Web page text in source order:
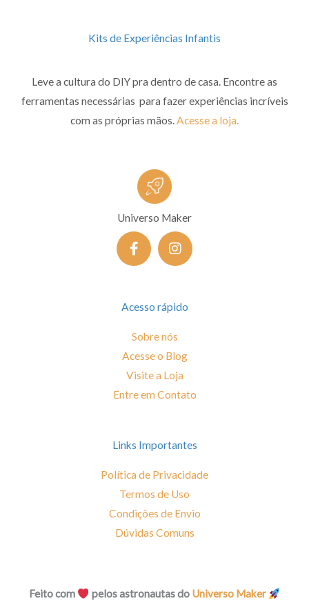
Kits de Experiências Infantis
Leve a cultura do DIY pra dentro de casa. Encontre as
ferramentas necessárias para fazer experiências incríveis
com as próprias mãos.Acesse a loja.
Universo Maker
F
a
c
o
k
f
I
n
s
g
a
m
Acesso rápido
Sobre nós
Acesse o Blog
Visite a Loja
Entre em Contato
Links Importantes
Política de Privacidade
Termos de Uso
Condições de Envio
Dúvidas Comuns
Feito com pelos astronautas do Universo Maker